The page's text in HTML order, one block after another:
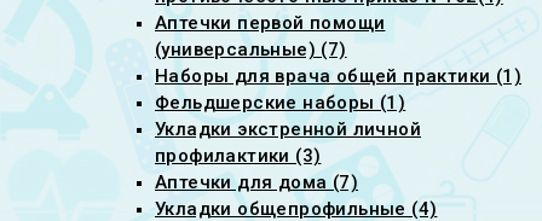
Аптечки первой помощи
(универсальные) (7)
Наборы для врача общей практики (1)
Фельдшерские наборы (1)
Укладки экстренной личной
профилактики (3)
Аптечки для дома (7)
Укладки общепрофильные (4)